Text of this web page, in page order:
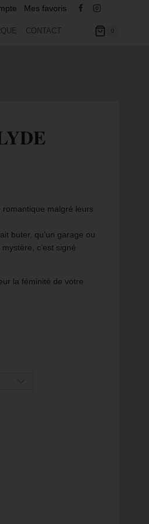
Mes favoris
CONTACT 0
malgré leurs
buter, qu’un garage ou
c’est signé
la féminité de votre